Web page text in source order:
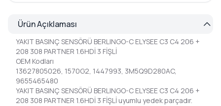
Ürün Açıklaması
YAKIT BASINÇ SENSÖRÜ BERLINGO-C ELYSEE C3 C4 206 +
208 308 PARTNER 1.6HDİ 3 FİŞLİ
OEM Kodları
13627805026, 1570G2, 1447993, 3M5Q9D280AC,
9655465480
YAKIT BASINÇ SENSÖRÜ BERLINGO-C ELYSEE C3 C4 206 +
208 308 PARTNER 1.6HDİ 3 FİŞLİ uyumlu yedek parçadır.